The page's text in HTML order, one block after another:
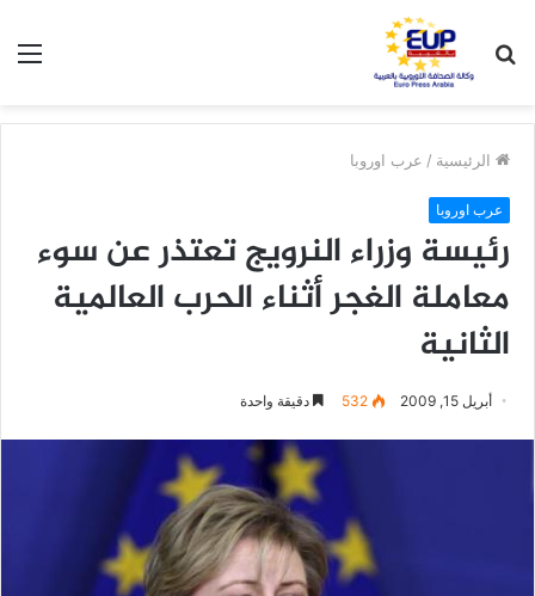
عن
الرئيسية / عرب اوروبا
عرب اوروبا
رئيسة وزراء النرويج تعتذر عن سوء
معاملة الغجر أثناء الحرب العالمية
الثانية
أبريل 15, 2009 532 دقيقة واحدة